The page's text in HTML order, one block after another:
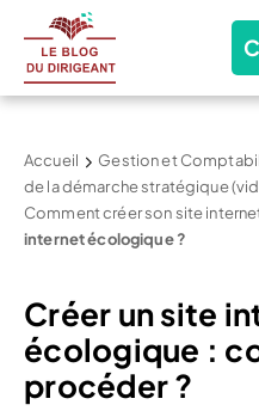
Accueil Gestion et
de la démarche stratégique
Comment créer son site
internet écologique ?
Créer un site
écologique :
procéder ?